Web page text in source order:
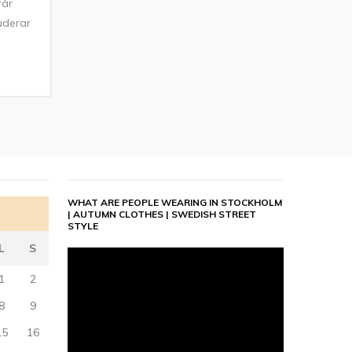
S
2
9
16
WHAT ARE PEOPLE WEARING IN STOCKHOLM
| AUTUMN CLOTHES | SWEDISH STREET
STYLE